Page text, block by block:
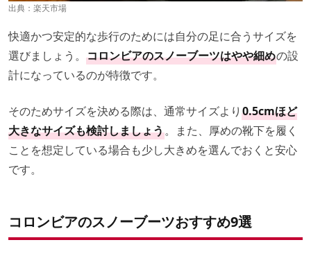
出典： 楽天市場
快適かつ安定的な歩行のためには自分の足に合うサイズを
選びましょう。 コロンビアのスノーブーツはやや細めの設
計になっているのが特徴です。
そのためサイズを決める際は、通常サイズより 0.5cmほど
大きなサイズも検討しましょう。また、厚めの靴下を履く
ことを想定している場合も少し大きめを選んでおくと安心
です。
コロンビアのスノーブーツおすすめ9選